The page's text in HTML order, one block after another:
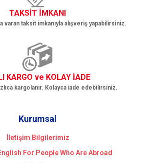
TAKSİT İMKANI
varan taksit imkanıyla alışveriş yapabilirsiniz.
KARGO ve KOLAY İADE
kargolanır. Kolayca iade edebilirsiniz.
Kurumsal
İletişim Bilgilerimiz
For People Who Are Abroad